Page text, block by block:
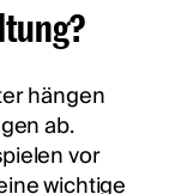
hängen
ab.
vor
wichtige